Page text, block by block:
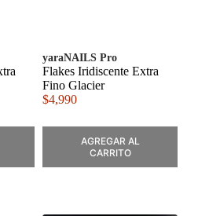
yaraNAILS Pro
Flakes Iridiscente Extra
Fino Glacier
$4,990
AGREGAR AL
CARRITO